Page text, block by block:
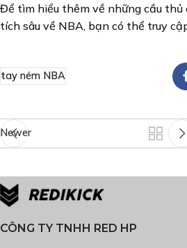
Để tìm hiểu thêm về những cầu thủ
tích sâu về NBA, bạn có thể truy
tay ném NBA
Newer
CÔNG TY TNHH RED HP